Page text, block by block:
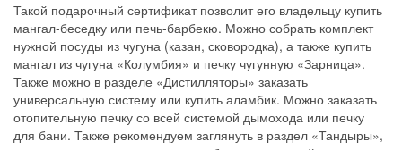
Такой подарочный сертификат позволит его владельцу купить
мангал-беседку или печь-барбекю. Можно собрать комплект
нужной посуды из чугуна (казан, сковородка), а также купить
мангал из чугуна «Колумбия» и печку чугунную «Зарница».
Также можно в разделе «Дистилляторы» заказать
универсальную систему или купить аламбик. Можно заказать
отопительную печку со всей системой дымохода или печку
для бани. Также рекомендуем заглянуть в раздел «Тандыры»,